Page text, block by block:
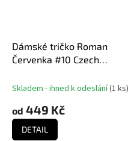
Dámské tričko Roman
Červenka #10 Czech
Red
Skladem - ihned k odeslání(1 ks)
od 449 Kč
DETAIL